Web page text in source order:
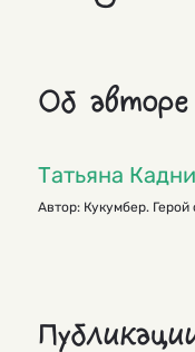
Об авторе
Татьяна
Автор: Кукумбер. Герой